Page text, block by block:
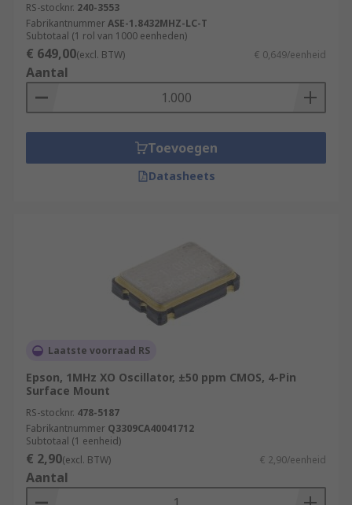
RS-stocknr. 240-3553
FabrikantnummerASE-1.8432MHZ-LC-T
Subtotaal (1 rol van 1000 eenheden)
€ 649,00(excl. BTW) € 0,649/eenheid
Aantal
Toevoegen
Datasheets
Laatste voorraad RS
Epson, 1MHz XO Oscillator, ±50 ppm CMOS, 4-Pin
Surface Mount
RS-stocknr. 478-5187
Fabrikantnummer Q3309CA40041712
Subtotaal (1 eenheid)
€ 2,90(excl. BTW) € 2,90/eenheid
Aantal